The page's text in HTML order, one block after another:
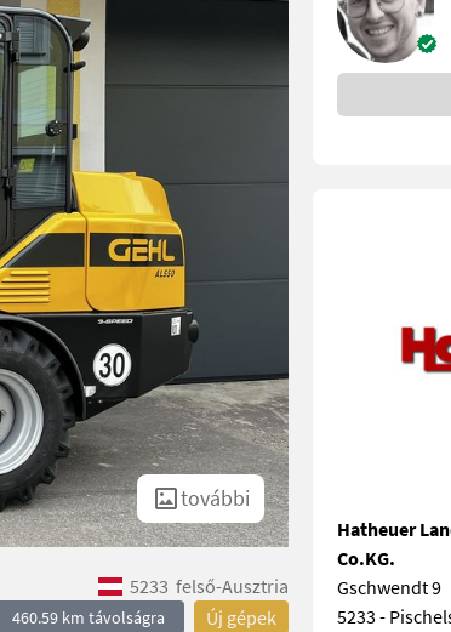
további
5233 felső-Ausztria
460.59 km távolságra Új gépek
Hatheuer
Co.KG.
Gschwendt 9
5233 -